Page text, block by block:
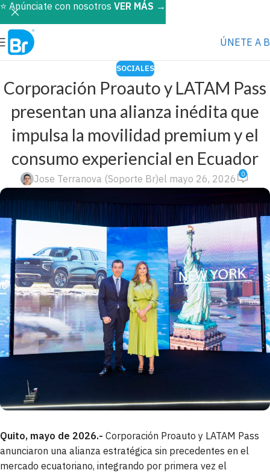
ÚNETE A
SOCIALES
Corporación Proauto y LATAM Pass
presentan una alianza inédita que
impulsa la movilidad premium y el
consumo experiencial en Ecuador
Jose Terranova (Soporte Br)el mayo 26, 2026 0
Quito, mayo de 2026.- Corporación Proauto y LATAM Pass
anunciaron una alianza estratégica sin precedentes en el
mercado ecuatoriano, integrando por primera vez el
⭐️ Anúnciate con nosotros VER MÁS →